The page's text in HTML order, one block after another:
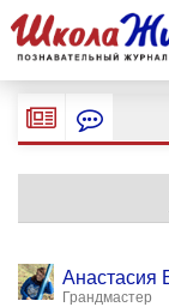
Анастасия
Грандмастер